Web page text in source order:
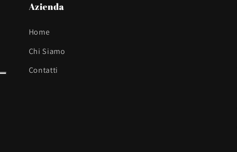
Azienda
Home
Chi Siamo
Contatti